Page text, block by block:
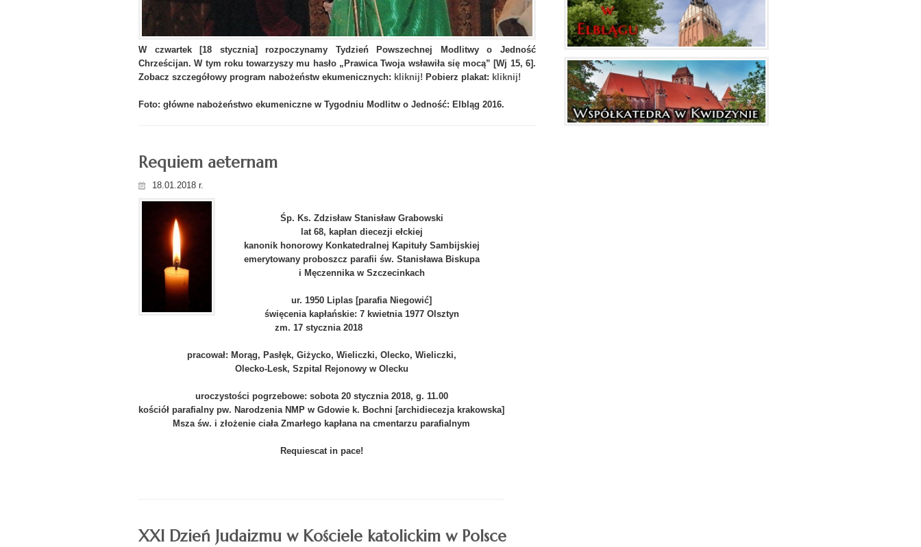
W czwartek [18 stycznia] rozpoczynamy Tydzień Powszechnej Modlitwy o Jedność
Chrześcijan. W tym roku towarzyszy mu hasło „Prawica Twoja wsławiła się mocą” [Wj 15, 6].
Zobacz szczegółowy program nabożeństw ekumenicznych: kliknij! Pobierz plakat: kliknij!
Foto: główne nabożeństwo ekumeniczne w Tygodniu Modlitw o Jedność: Elbląg 2016.
Requiem aeternam
18.01.2018 r.
Śp. Ks. Zdzisław Stanisław Grabowski
lat 68, kapłan diecezji ełckiej
kanonik honorowy Konkatedralnej Kapituły Sambijskiej
emerytowany proboszcz parafii św. Stanisława Biskupa
i Męczennika w Szczecinkach
ur. 1950 Liplas [parafia Niegowić]
święcenia kapłańskie: 7 kwietnia 1977 Olsztyn
zm. 17 stycznia 2018
pracował: Morąg, Pasłęk, Giżycko, Wieliczki, Olecko, Wieliczki,
Olecko-Lesk, Szpital Rejonowy w Olecku
uroczystości pogrzebowe: sobota 20 stycznia 2018, g. 11.00
kościół parafialny pw. Narodzenia NMP w Gdowie k. Bochni [archidiecezja krakowska]
Msza św. i złożenie ciała Zmarłego kapłana na cmentarzu parafialnym
Requiescat in pace!
XXI Dzień Judaizmu w Kościele katolickim w Polsce